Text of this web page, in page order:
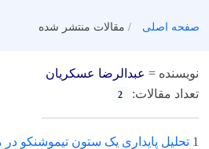
صفحه اصلی مقالات منتشر شده
نویسنده = عبدالرضا عسکریان
تعداد مقالات:
2
1 تحلیل پایداری یک ستون تیموشنکو در